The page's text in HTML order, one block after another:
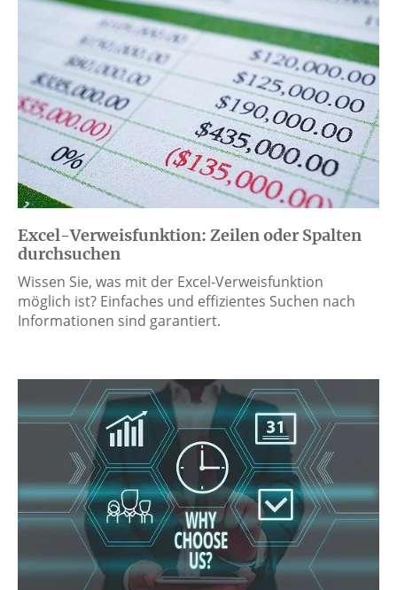
Excel-Verweisfunktion: Zeilen oder Spalten
durchsuchen
Wissen Sie, was mit der Excel-Verweisfunktion
möglich ist? Einfaches und effizientes Suchen nach
Informationen sind garantiert.